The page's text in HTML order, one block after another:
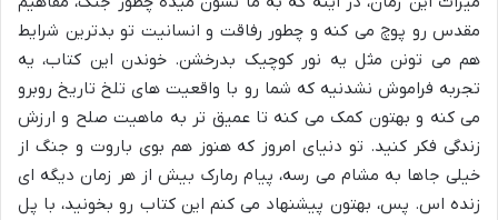
مقدس رو پوچ می کنه و چطور رفاقت و انسانیت تو بدترین شرایط
هم می تونن مثل یه نور کوچیک بدرخشن. خوندن این کتاب، یه
تجربه فراموش نشدنیه که شما رو با واقعیت های تلخ تاریخ روبرو
می کنه و بهتون کمک می کنه تا عمیق تر به ماهیت صلح و ارزش
زندگی فکر کنید. تو دنیای امروز که هنوز هم بوی باروت و جنگ از
خیلی جاها به مشام می رسه، پیام رمارک بیش از هر زمان دیگه ای
زنده اس. پس، بهتون پیشنهاد می کنم این کتاب رو بخونید، با پل